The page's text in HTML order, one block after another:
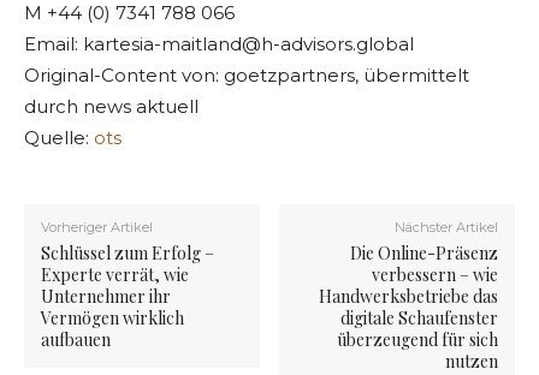
M +44 (0) 7341 788 066
Email: kartesia-maitland@h-advisors.global
Original-Content von: goetzpartners, übermittelt
durch news aktuell
Quelle: ots
Vorheriger Artikel
Schlüssel zum Erfolg –
Experte verrät, wie
Unternehmer ihr
Vermögen wirklich
aufbauen
Nächster Artikel
Die Online-Präsenz
verbessern – wie
Handwerksbetriebe das
digitale Schaufenster
überzeugend für sich
nutzen